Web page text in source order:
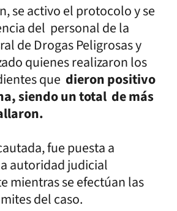
se activo el protocolo y se
del personal de la
de Drogas Peligrosas y
quienes realizaron los
que dieron positivo
siendo un total de más
fue puesta a
autoridad judicial
mientras se efectúan las
del caso.